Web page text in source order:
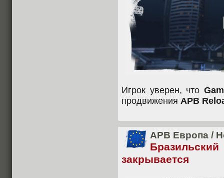
Игрок уверен, что
продвижения APB
APB Европа /
закрывается